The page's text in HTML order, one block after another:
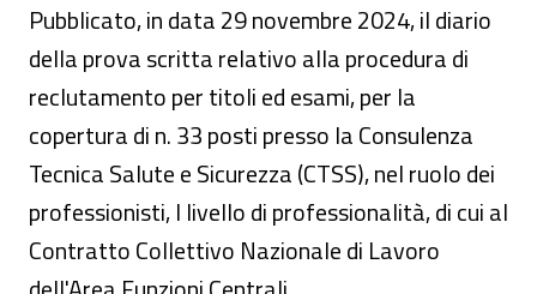
Pubblicato, in data 29 novembre 2024, il diario
della prova scritta relativo alla procedura di
reclutamento per titoli ed esami, per la
copertura di n. 33 posti presso la Consulenza
Tecnica Salute e Sicurezza (CTSS), nel ruolo dei
professionisti, I livello di professionalità, di cui al
Contratto Collettivo Nazionale di Lavoro